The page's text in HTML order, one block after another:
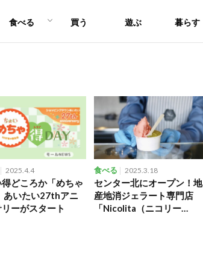
食べる 買う 遊ぶ 暮らす
2025.4.4
どころか「めちゃ
あいたい27thアニ
ーがスタート
食べる 2025.3.18
センター北にオープン！地
産地消ジェラート専門店
「Nicolita（ニコリー